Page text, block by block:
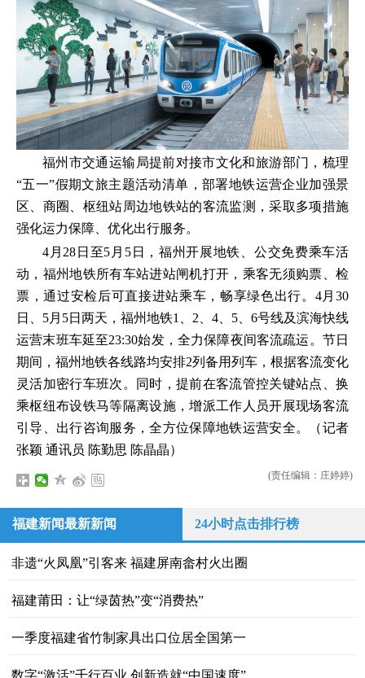
福州市交通运输局提前对接市文化和旅游部门，梳理
“五一”假期文旅主题活动清单，部署地铁运营企业加强景
区、商圈、枢纽站周边地铁站的客流监测，采取多项措施
强化运力保障、优化出行服务。
4月28日至5月5日，福州开展地铁、公交免费乘车活
动，福州地铁所有车站进站闸机打开，乘客无须购票、检
票，通过安检后可直接进站乘车，畅享绿色出行。4月30
日、5月5日两天，福州地铁1、2、4、5、6号线及滨海快线
运营末班车延至23:30始发，全力保障夜间客流疏运。节日
期间，福州地铁各线路均安排2列备用列车，根据客流变化
灵活加密行车班次。同时，提前在客流管控关键站点、换
乘枢纽布设铁马等隔离设施，增派工作人员开展现场客流
引导、出行咨询服务，全方位保障地铁运营安全。（记者
张颖 通讯员 陈勤思 陈晶晶）
(责任编辑：庄婷婷)
福建新闻最新新闻 24小时点击排行榜
非遗“火凤凰”引客来 福建屏南畲村火出圈
福建莆田：让“绿茵热”变“消费热”
一季度福建省竹制家具出口位居全国第一